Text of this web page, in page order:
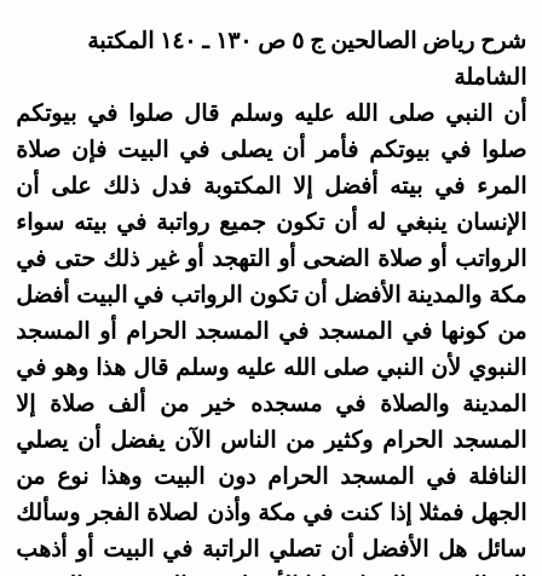
شرح رياض الصالحين ج ٥ ص ١٣٠ ـ ١٤٠ المكتبة
الشاملة
أن النبي صلى الله عليه وسلم قال صلوا في بيوتكم
صلوا في بيوتكم فأمر أن يصلى في البيت فإن صلاة
المرء في بيته أفضل إلا المكتوبة فدل ذلك على أن
الإنسان ينبغي له أن تكون جميع رواتبة في بيته سواء
الرواتب أو صلاة الضحى أو التهجد أو غير ذلك حتى في
مكة والمدينة الأفضل أن تكون الرواتب في البيت أفضل
من كونها في المسجد في المسجد الحرام أو المسجد
النبوي لأن النبي صلى الله عليه وسلم قال هذا وهو في
المدينة والصلاة في مسجده خير من ألف صلاة إلا
المسجد الحرام وكثير من الناس الآن يفضل أن يصلي
النافلة في المسجد الحرام دون البيت وهذا نوع من
الجهل فمثلا إذا كنت في مكة وأذن لصلاة الفجر وسألك
سائل هل الأفضل أن تصلي الراتبة في البيت أو أذهب